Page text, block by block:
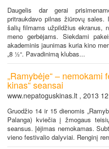
Daugelis dar gerai
pritraukdavo pilnas žiūrovų
šalių filmams užpildžius ekranus,
meno gerbėjams. Siekdami
akademinis jaunimas kuria kino
„8 ½“. Pavadinimą klubas...
„Ramybėje“ – nemokami
kinas“ seansai
www.nepatoguskinas.lt , 2013
Gruodžio 14 ir 15 dienomis
Palanga) kviečia į žmogaus
seansus. Įėjimas nemokamas.
vieno festivalio dalyviai. Renginį